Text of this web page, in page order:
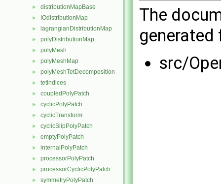
► distributionMapBase
► IOdistributionMap
► lagrangianDistributionMap
► polyDistributionMap
► polyMesh
► polyMeshMap
► polyMeshTetDecomposition
► tetIndices
► coupledPolyPatch
► cyclicPolyPatch
► cyclicTransform
► cyclicSlipPolyPatch
► emptyPolyPatch
► internalPolyPatch
► processorPolyPatch
► processorCyclicPolyPatch
► symmetryPolyPatch
The
src/